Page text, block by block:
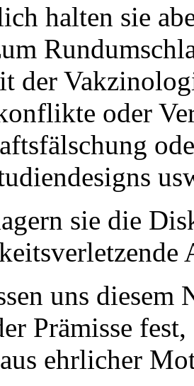
halten sie
der
oder
sie die
uns diesem
Prämisse
ehrlicher